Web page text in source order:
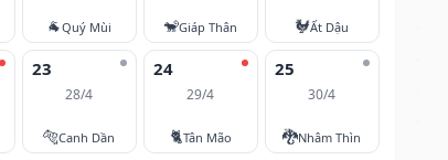
🐐Quý Mùi 🐒Giáp Thân 🐓Ất Dậu
23
28/4
🐅Canh Dần
24
29/4
🐈Tân Mão
25
30/4
🐉Nhâm Thìn